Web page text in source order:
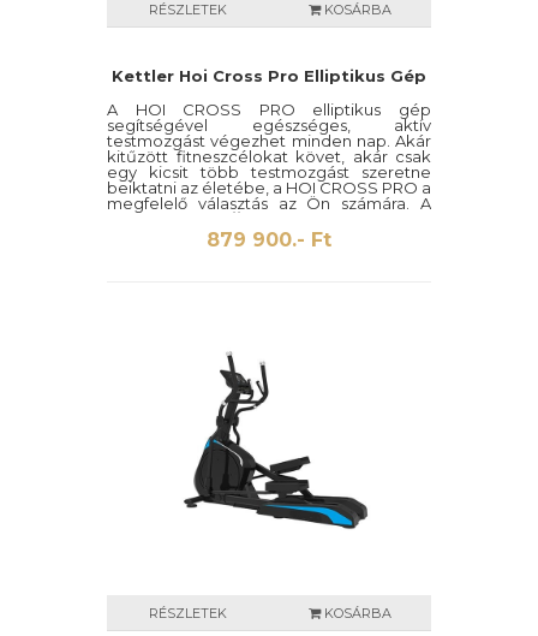
RÉSZLETEK KOSÁRBA
Kettler Hoi Cross Pro Elliptikus Gép
A HOI CROSS PRO elliptikus gép
segítségével egészséges, aktív
testmozgást végezhet minden nap. Akár
kitűzött fitneszcélokat követ, akár csak
egy kicsit több testmozgást szeretne
beiktatni az életébe, a HOI CROSS PRO a
megfelelő választás az Ön számára. A
pontos wattkijelzés
egyéni edzéstervek követését és az akár
600 wattos csúcsteljesítmény
teljesítményadatról. A
ANT+ interfészlehetővé teszi azt is,
hogy az elliptikus gép
csatlakoztatható legyen a mellöves
pulzusmérőhöz
okos eszközhöz
követheti pulzusszámát és egyéb
edzésadatait. Ezen kívűl a készüléket
csatlakoztathatja különböző
fitneszalkalmazásokhoz is (KINOMAP, HOI
HOI CROSS PRO EXT
különösen természetes
edzésadatokat is elmentheti és
megoszthatja más Ön által kiválasztott
879 900.- Ft
RÉSZLETEK KOSÁRBA